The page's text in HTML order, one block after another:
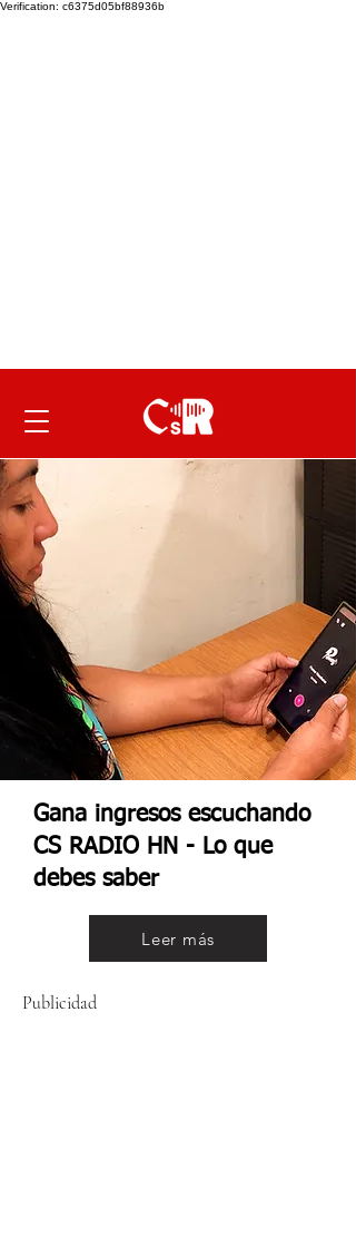
Verification: c6375d05bf88936b
Gana ingresos escuchando
CS RADIO HN - Lo que
debes saber
Leer más
Publicidad